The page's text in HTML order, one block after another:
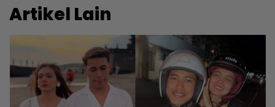
Artikel Lain